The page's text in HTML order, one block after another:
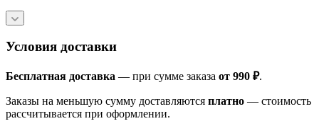
Условия доставки
Бесплатная доставка — при сумме заказа от 990 ₽.
Заказы на меньшую сумму доставляются платно — стоимость
рассчитывается при оформлении.